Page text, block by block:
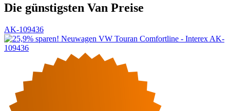
Die günstigsten Van Preise
AK-109436